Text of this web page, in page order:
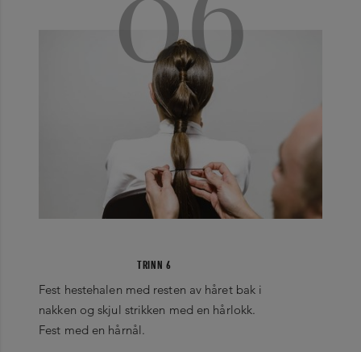
TRINN 6
Fest hestehalen med resten av håret bak i
nakken og skjul strikken med en hårlokk.
Fest med en hårnål.